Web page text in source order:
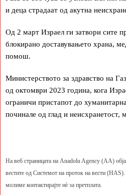
и деца страдаат од акутна
Од 2 март Израел ги затвори сите
блокирано доставувањето храна,
помош.
Министерството за здравство на
од октомври 2023 година, кога
ограничи пристапот до
починале од глад и неисхранетост,
На веб страницата на Anadolu Agency (AA)
вестите од Системот на проток на вести
молиме контактирајте нè за претплата.